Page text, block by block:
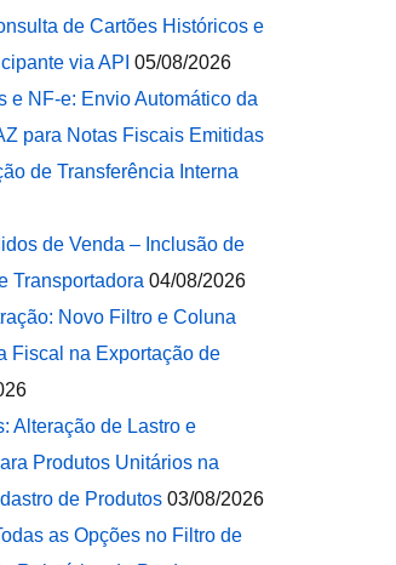
de Cartões Históricos e
via API 05/08/2026
e NF-e: Envio Automático da
para Notas Fiscais Emitidas
de Transferência Interna
de Venda – Inclusão de
Transportadora 04/08/2026
Novo Filtro e Coluna
Fiscal na Exportação de
Alteração de Lastro e
Produtos Unitários na
de Produtos 03/08/2026
as Opções no Filtro de